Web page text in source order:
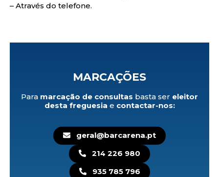
– Através do telefone.
MARCAÇÕES
Para marcação de consultas basta ser eleitor
desta freguesia e contactar-nos:
geral@barcarena.pt
214 226 980
935 785 796